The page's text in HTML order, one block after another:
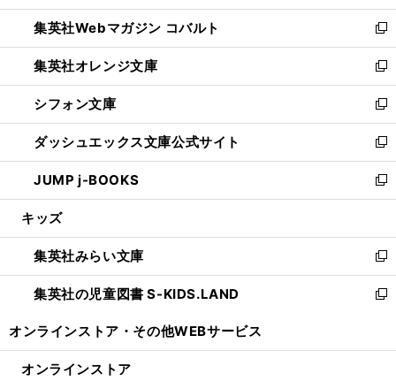
開
く
ウ
で
開
く
ン
ド
ウ
で
開
く
ウ
ィ
ン
ド
ウ
で
開
く
集英社Webマガジン コバルト
新
し
い
ウ
ィ
ン
ド
ウ
で
開
集英社オレンジ文庫
新
し
い
ウ
ィ
ン
ド
ウ
開
く
シフォン文庫
新
し
い
ウ
ィ
ン
ウ
で
開
く
ダッシュエックス文庫公式サイト
新
し
い
ウ
ン
ド
ウ
で
JUMP j-BOOKS
新
し
ウ
ィ
ン
ド
開
キッズ
集英社みらい文庫
新
し
い
ン
集英社の児童図書 S-KIDS.LAND
新
ウ
オンラインストア・ その他WEBサービス
オンラインストア